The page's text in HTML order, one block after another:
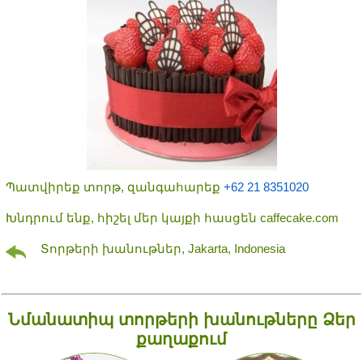
Պատվիրեք տորթ, զանգահարեք +62 21 8351020
Խնդրում ենք, հիշել մեր կայքի հասցեն caffecake.com
Տորթերի խանութներ, Jakarta, Indonesia
Նմանատիպ տորթերի խանութները Ձեր
քաղաքում